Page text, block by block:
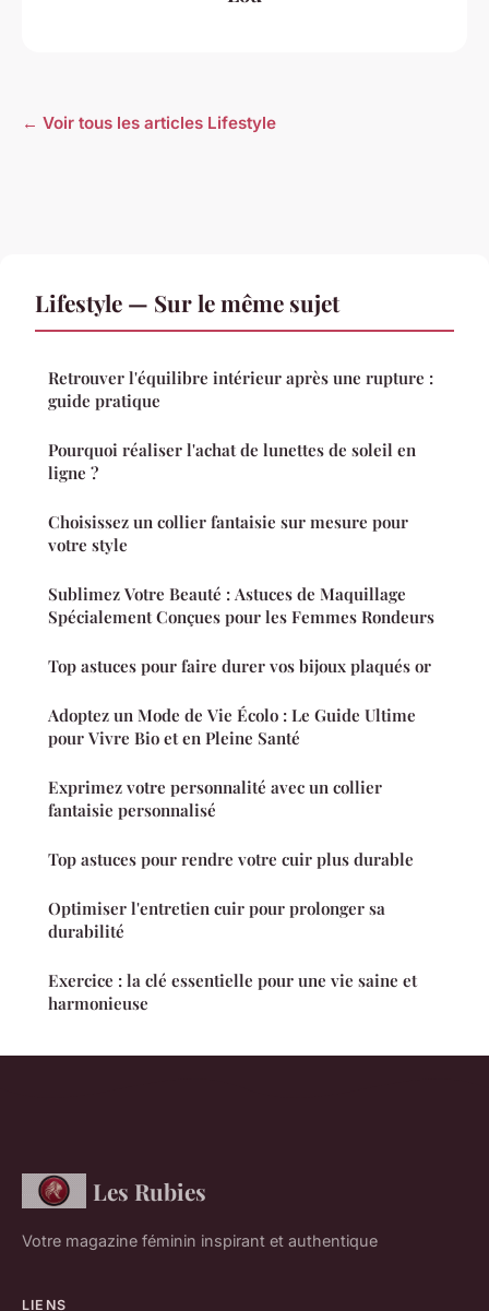
← Voir tous les articles Lifestyle
Lifestyle — Sur le même sujet
Retrouver l'équilibre intérieur après une rupture :
guide pratique
Pourquoi réaliser l'achat de lunettes de soleil en
ligne ?
Choisissez un collier fantaisie sur mesure pour
votre style
Sublimez Votre Beauté : Astuces de Maquillage
Spécialement Conçues pour les Femmes Rondeurs
Top astuces pour faire durer vos bijoux plaqués or
Adoptez un Mode de Vie Écolo : Le Guide Ultime
pour Vivre Bio et en Pleine Santé
Exprimez votre personnalité avec un collier
fantaisie personnalisé
Top astuces pour rendre votre cuir plus durable
Optimiser l'entretien cuir pour prolonger sa
durabilité
Exercice : la clé essentielle pour une vie saine et
harmonieuse
Les Rubies
Votre magazine féminin inspirant et authentique
LIENS